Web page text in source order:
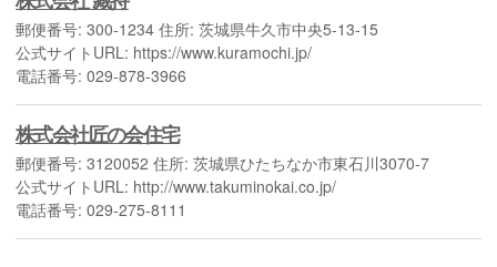
郵便番号: 300-1234 住所: 茨城県牛久市中央5-13-15
公式サイトURL: https://www.kuramochi.jp/
電話番号: 029-878-3966
株式会社匠の会住宅
郵便番号: 3120052 住所: 茨城県ひたちなか市東石川3070-7
公式サイトURL: http://www.takuminokai.co.jp/
電話番号: 029-275-8111